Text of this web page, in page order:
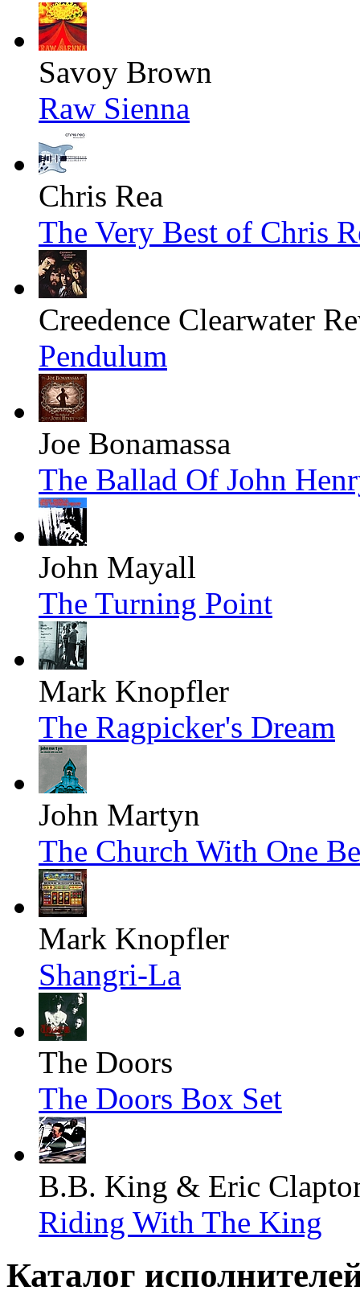
Savoy Brown
Raw Sienna
Chris Rea
The Very Best of Chris
Creedence Clearwater
Pendulum
Joe Bonamassa
The Ballad Of John
John Mayall
The Turning Point
Mark Knopfler
The Ragpicker's Dream
John Martyn
The Church With One
Mark Knopfler
Shangri-La
The Doors
The Doors Box Set
B.B. King & Eric
Riding With The King
Каталог